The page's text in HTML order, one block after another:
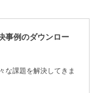
事例のダウンロー
な課題を解決してきま